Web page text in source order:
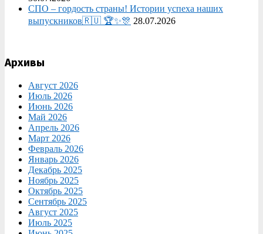
СПО – гордость страны! Истории успеха наших
выпускников🇷🇺 🏆✨🎊 28.07.2026
Архивы
Август 2026
Июль 2026
Июнь 2026
Май 2026
Апрель 2026
Март 2026
Февраль 2026
Январь 2026
Декабрь 2025
Ноябрь 2025
Октябрь 2025
Сентябрь 2025
Август 2025
Июль 2025